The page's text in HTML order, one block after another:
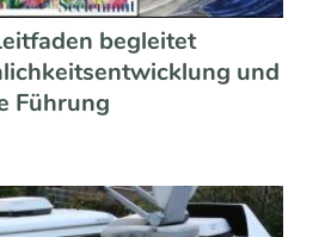
begleitet
und
Führung